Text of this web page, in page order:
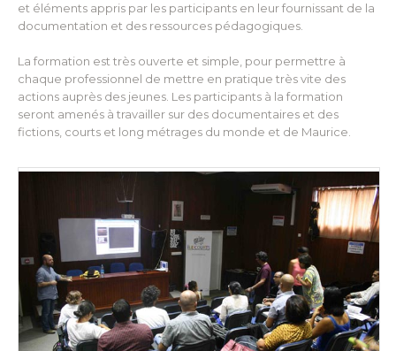
et éléments appris par les participants en leur fournissant de la
documentation et des ressources pédagogiques.
La formation est très ouverte et simple, pour permettre à
chaque professionnel de mettre en pratique très vite des
actions auprès des jeunes. Les participants à la formation
seront amenés à travailler sur des documentaires et des
fictions, courts et long métrages du monde et de Maurice.